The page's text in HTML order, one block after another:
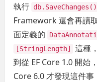
執行
Framework 還會再讀
面定義的
[StringLength]
這種
到從 EF Core 1.0 開始
Core 6.0 才發現這件